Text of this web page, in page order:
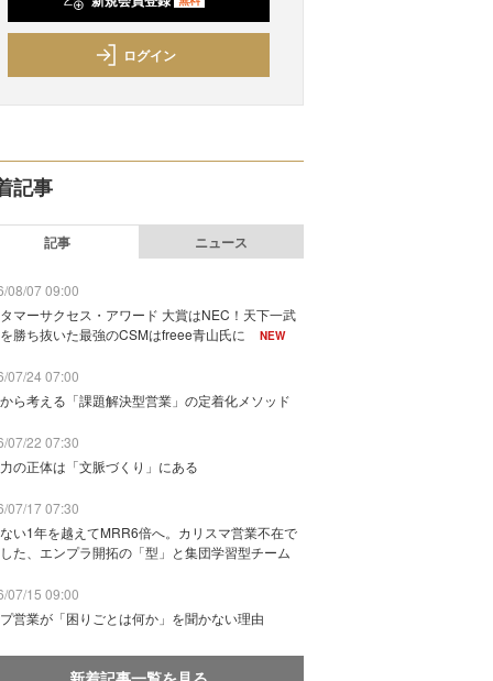
ログイン
記事
記事 ニュース
08/07 09:00
マーサクセス・アワード 大賞はNEC！天下一武
勝ち抜いた最強のCSMはfreee青山氏に
NEW
07/24 07:00
ら考える「課題解決型営業」の定着化メソッド
07/22 07:30
の正体は「文脈づくり」にある
07/17 07:30
い1年を越えてMRR6倍へ。カリスマ営業不在で
た、エンプラ開拓の「型」と集団学習型チーム
07/15 09:00
営業が「困りごとは何か」を聞かない理由